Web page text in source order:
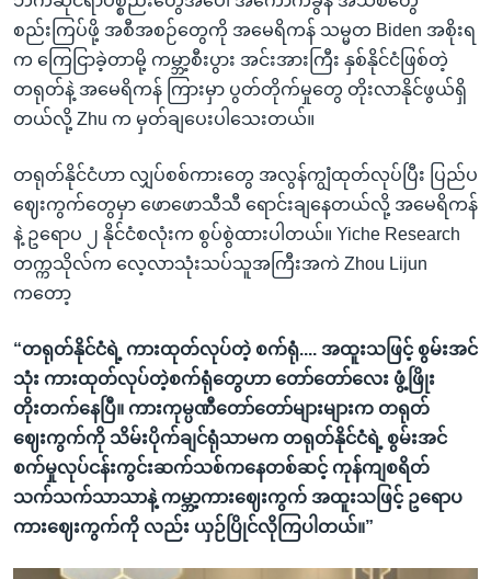
စည်းကြပ်ဖို့ အစီအစဉ်တွေကို အမေရိကန် သမ္မတ Biden အစိုးရ
က ကြေငြာခဲ့တာမို့ ကမ္ဘာ့စီးပွား အင်းအားကြီး နှစ်နိုင်ငံဖြစ်တဲ့
တရုတ်နဲ့ အမေရိကန် ကြားမှာ ပွတ်တိုက်မှုတွေ တိုးလာနိုင်ဖွယ်ရှိ
တယ်လို့ Zhu က မှတ်ချပေးပါသေးတယ်။
တရုတ်နိုင်ငံဟာ လျှပ်စစ်ကားတွေ အလွန်ကျွံထုတ်လုပ်ပြီး ပြည်ပ
ဈေးကွက်တွေမှာ ဖောဖောသီသီ ရောင်းချနေတယ်လို့ အမေရိကန်
နဲ့ ဥရောပ ၂ နိုင်ငံစလုံးက စွပ်စွဲထားပါတယ်။ Yiche Research
တက္ကသိုလ်က လေ့လာသုံးသပ်သူအကြီးအကဲ Zhou Lijun
ကတော့
“တရုတ်နိုင်ငံရဲ့ ကားထုတ်လုပ်တဲ့ စက်ရုံ.... အထူးသဖြင့် စွမ်းအင်
သုံး ကားထုတ်လုပ်တဲ့စက်ရုံတွေဟာ တော်တော်လေး ဖွံ့ဖြိုး
တိုးတက်နေပြီ။ ကားကုမ္ပဏီတော်တော်များများက တရုတ်
ဈေးကွက်ကို သိမ်းပိုက်ချင်ရုံသာမက တရုတ်နိုင်ငံရဲ့ စွမ်းအင်
စက်မှုလုပ်ငန်းကွင်းဆက်သစ်ကနေတစ်ဆင့် ကုန်ကျစရိတ်
သက်သက်သာသာနဲ့ ကမ္ဘာ့ကားဈေးကွက် အထူးသဖြင့် ဥရောပ
ကားဈေးကွက်ကို လည်း ယှဉ်ပြိုင်လိုကြပါတယ်။”